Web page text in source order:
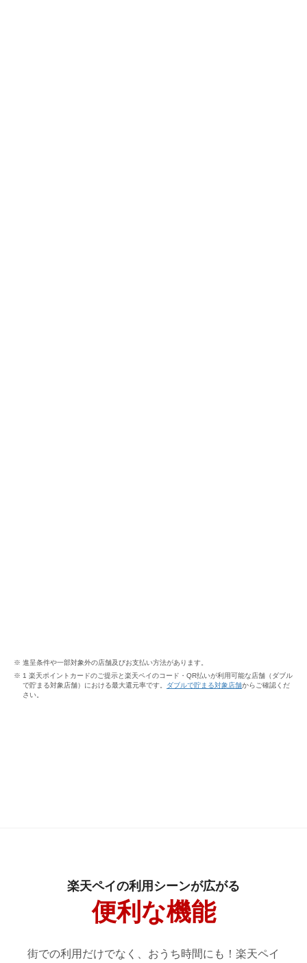
進呈条件や一部対象外の店舗及びお支払い方法があります。
1 楽天ポイントカードのご提示と楽天ペイのコード・QR払いが利用可能な店舗（ダブル
で貯まる対象店舗）における最大還元率です。 ダブルで貯まる対象店舗からご確認くだ
さい。
楽天ペイの利用シーンが広がる
便利な機能
街での利用だけでなく、おうち時間にも！楽天ペイ